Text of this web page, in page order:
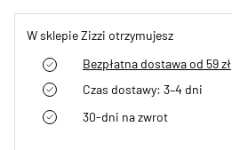
W sklepie Zizzi otrzymujesz
Bezpłatna dostawa od 59 zł
Czas dostawy: 3–4 dni
30-dni na zwrot